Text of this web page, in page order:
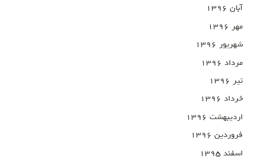
آبان ۱۳۹۶
مهر ۱۳۹۶
شهریور ۱۳۹۶
مرداد ۱۳۹۶
تیر ۱۳۹۶
خرداد ۱۳۹۶
اردیبهشت ۱۳۹۶
فروردین ۱۳۹۶
اسفند ۱۳۹۵